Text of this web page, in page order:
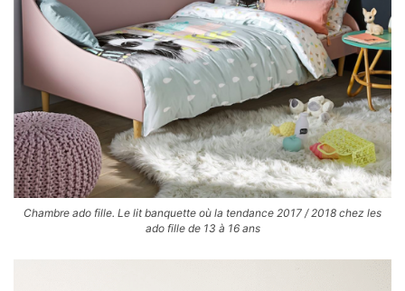
Chambre ado fille. Le lit banquette où la tendance 2017 / 2018 chez les
ado fille de 13 à 16 ans